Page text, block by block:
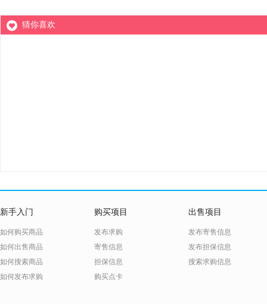
猜你喜欢
新手入门
如何购买商品
如何出售商品
如何搜索商品
如何发布求购
购买项目
发布求购
寄售信息
担保信息
购买点卡
出售项目
发布寄售信息
发布担保信息
搜索求购信息